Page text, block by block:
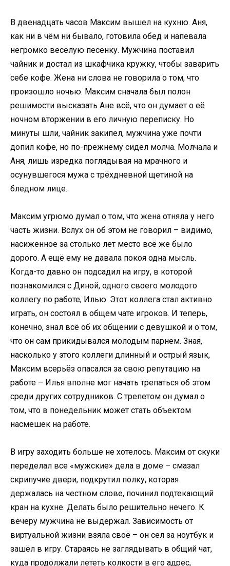
В двенадцать часов Максим вышел на кухню. Аня,
как ни в чём ни бывало, готовила обед и напевала
негромко весёлую песенку. Мужчина поставил
чайник и достал из шкафчика кружку, чтобы заварить
себе кофе. Жена ни слова не говорила о том, что
произошло ночью. Максим сначала был полон
решимости высказать Ане всё, что он думает о её
ночном вторжении в его личную переписку. Но
минуты шли, чайник закипел, мужчина уже почти
допил кофе, но по-прежнему сидел молча. Молчала и
Аня, лишь изредка поглядывая на мрачного и
осунувшегося мужа с трёхдневной щетиной на
бледном лице.
Максим угрюмо думал о том, что жена отняла у него
часть жизни. Вслух он об этом не говорил – видимо,
насиженное за столько лет место всё же было
дорого. А ещё ему не давала покоя одна мысль.
Когда-то давно он подсадил на игру, в которой
познакомился с Диной, одного своего молодого
коллегу по работе, Илью. Этот коллега стал активно
играть, он состоял в общем чате игроков. И теперь,
конечно, знал всё об их общении с девушкой и о том,
что он сам прикидывался молодым парнем. Зная,
насколько у этого коллеги длинный и острый язык,
Максим всерьёз опасался за свою репутацию на
работе – Илья вполне мог начать трепаться об этом
среди других сотрудников. С трепетом он думал о
том, что в понедельник может стать объектом
насмешек на работе.
В игру заходить больше не хотелось. Максим от скуки
переделал все «мужские» дела в доме – смазал
скрипучие двери, подкрутил полку, которая
держалась на честном слове, починил подтекающий
кран на кухне. Делать было решительно нечего. К
вечеру мужчина не выдержал. Зависимость от
виртуальной жизни взяла своё – он сел за ноутбук и
зашёл в игру. Стараясь не заглядывать в общий чат,
куда продолжали лететь колкости в его адрес,